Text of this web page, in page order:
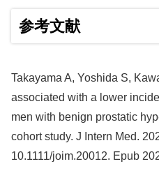
参考文献
Takayama A, Yoshida S,
associated with a lower
men with benign prostatic
cohort study. J Intern Med.
10.1111/joim.20012. Epub